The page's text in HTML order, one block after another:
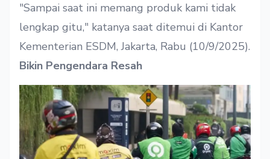
"Sampai saat ini memang produk kami tidak
lengkap gitu," katanya saat ditemui di Kantor
Kementerian ESDM, Jakarta, Rabu (10/9/2025).
Bikin Pengendara Resah